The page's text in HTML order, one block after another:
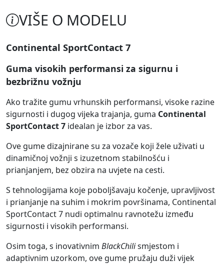
VIŠE O MODELU
Continental SportContact 7
Guma visokih performansi za sigurnu i
bezbrižnu vožnju
Ako tražite gumu vrhunskih performansi, visoke razine
sigurnosti i dugog vijeka trajanja, guma Continental
SportContact 7 idealan je izbor za vas.
Ove gume dizajnirane su za vozače koji žele uživati u
dinamičnoj vožnji s izuzetnom stabilnošću i
prianjanjem, bez obzira na uvjete na cesti.
S tehnologijama koje poboljšavaju kočenje, upravljivost
i prianjanje na suhim i mokrim površinama, Continental
SportContact 7 nudi optimalnu ravnotežu između
sigurnosti i visokih performansi.
Osim toga, s inovativnim BlackChilismjestom i
adaptivnim uzorkom, ove gume pružaju duži vijek